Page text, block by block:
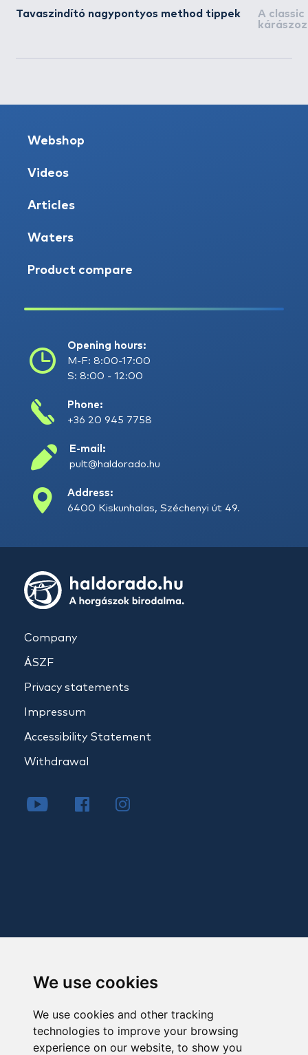
We use cookies
We use cookies and other tracking
technologies to improve your browsing
experience on our website, to show you
Tavaszindító nagypontyos method tippek
A
Webshop
Videos
Articles
Waters
Product compare
Opening hours:
M-F: 8:00-17:00
S: 8:00 - 12:00
Phone:
+36 20 945 7758
E-mail:
pult@haldorado.hu
Address:
6400 Kiskunhalas, Széchenyi út 49.
Company
ÁSZF
Privacy statements
Impressum
Accessibility Statement
Withdrawal